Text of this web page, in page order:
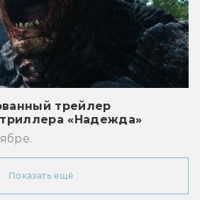
трейлер
«Надежда»
Показать ещё